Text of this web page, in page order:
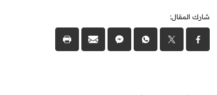
شارك المقال: